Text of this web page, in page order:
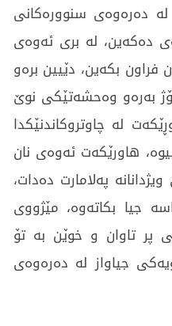
دەرەوەی سنوورەکانی
دەکەین، لە بری ئەوەی
فراون بکەین، دێیین برەو
بەرەو وەحشەتێکی نوێ
لە چاوتروکاندنێکدا
هاورێکەت ئەوەی نان
پەلامارت دەدات،
جیا بکاتەوە، مێژووی
پر تاوان و خوێن بە تۆ
جیاواز لە دەرەوەی